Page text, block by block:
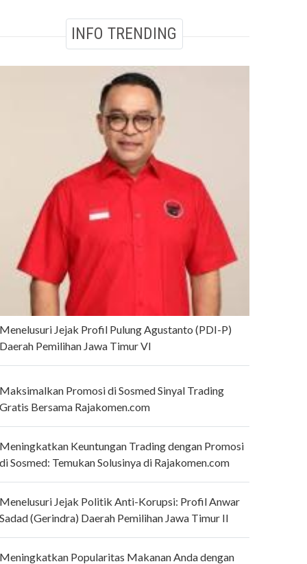
INFO TRENDING
Jejak Profil Pulung Agustanto (PDI-P)
Pemilihan Jawa Timur VI
Promosi di Sosmed Sinyal Trading
Bersama Rajakomen.com
Keuntungan Trading dengan Promosi
Sosmed: Temukan Solusinya di Rajakomen.com
Jejak Politik Anti-Korupsi: Profil Anwar
(Gerindra) Daerah Pemilihan Jawa Timur II
Popularitas Makanan Anda dengan